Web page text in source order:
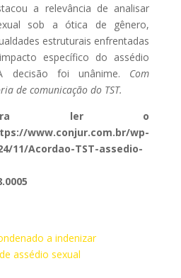
a relevância de analisar
sob a ótica de gênero,
estruturais enfrentadas
específico do assédio
decisão foi unânime. Com
de comunicação do TST.
ler o
www.conjur.com.br/wp-
11/Acordao-TST-assedio-
a indenizar
assédio sexual